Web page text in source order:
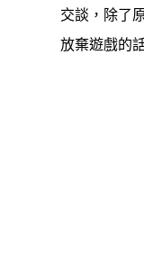
交談，除了
放棄遊戲的